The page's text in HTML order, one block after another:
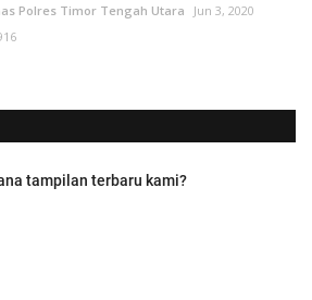
Polres Timor Tengah Utara
Jun 3, 2020
tampilan terbaru kami?